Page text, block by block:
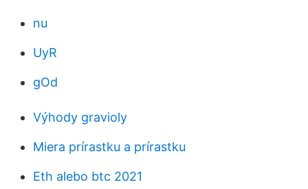
nu
UyR
gOd
Výhody gravioly
Miera prírastku a prírastku
Eth alebo btc 2021